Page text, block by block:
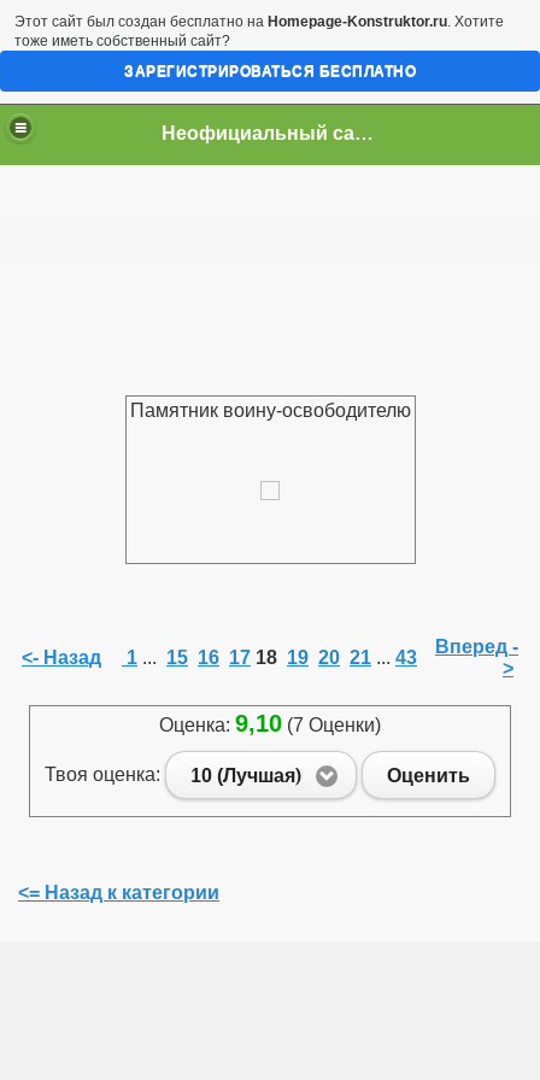
Неофициальный сайт город Арциз
Памятник воину-освободителю
<- Назад 1 ... 15 16 17 18 19 20 21 ... 43
Вперед -
>
Оценка: 9,10 (7 Оценки)
Твоя оценка: 10 (Лучшая) Оценить
<= Назад к категории
Этот сайт был создан бесплатно на Homepage-Konstruktor.ru. Хотите
тоже иметь собственный сайт?
ЗАРЕГИСТРИРОВАТЬСЯ БЕСПЛАТНО